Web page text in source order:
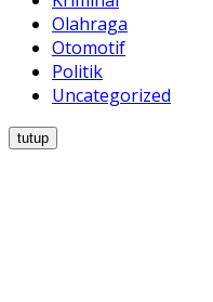
Olahraga
Otomotif
Politik
Uncategorized
tutup